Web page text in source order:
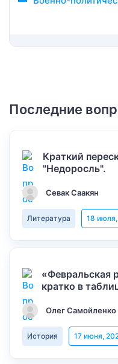
Последние
Краткий
"Недоросль".
Севак Саакян
Литература 18
«Февральская
кратко в
Олег Самойленко
История 17 июня,